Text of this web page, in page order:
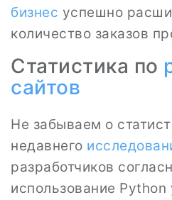
бизнес успешно
количество заказов
Статистика по
сайтов
Не забываем о
недавнего
разработчиков
использование